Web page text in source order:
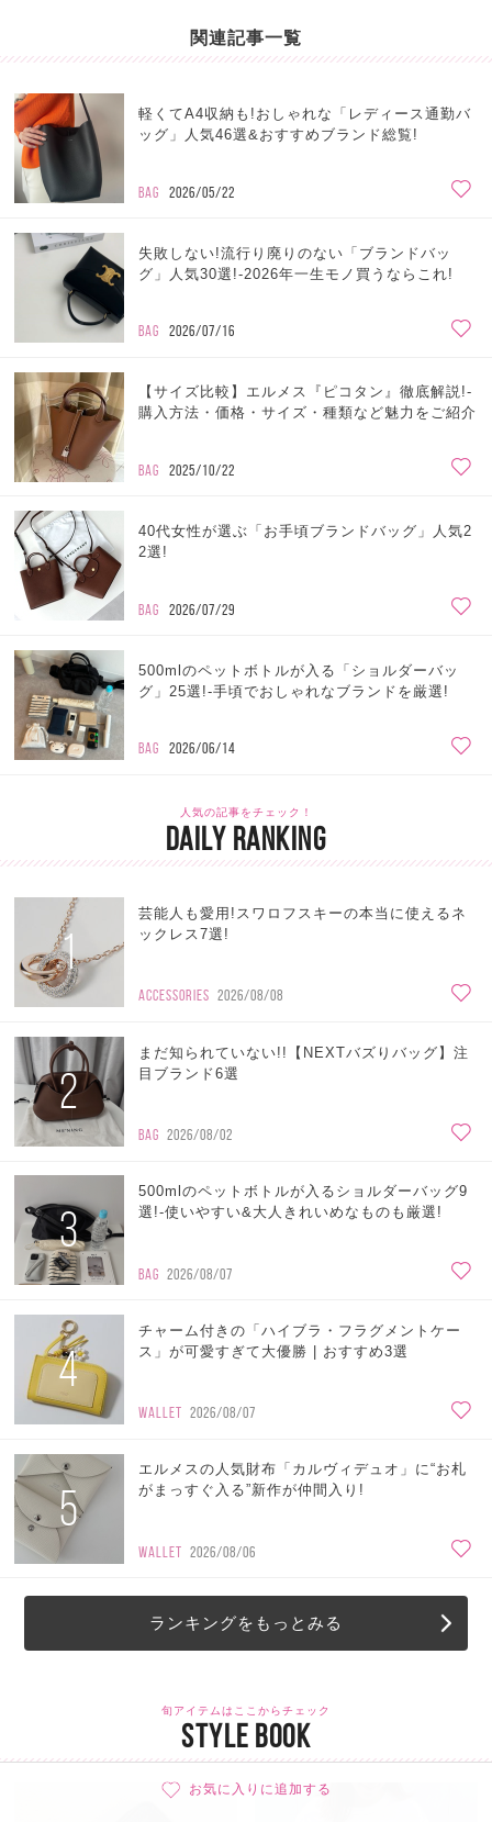
お気に入りに追加する
関連記事一覧
軽くてA4収納も!おしゃれな「レディース通勤バ
ッグ」人気46選&おすすめブランド総覧!
BAG 2026/05/22
失敗しない!流行り廃りのない「ブランドバッ
グ」人気30選!-2026年一生モノ買うならこれ!
BAG 2026/07/16
【サイズ比較】エルメス『ピコタン』徹底解説!-
購入方法・価格・サイズ・種類など魅力をご紹介
BAG 2025/10/22
40代女性が選ぶ「お手頃ブランドバッグ」人気2
2選!
BAG 2026/07/29
500mlのペットボトルが入る「ショルダーバッ
グ」25選!-手頃でおしゃれなブランドを厳選!
BAG 2026/06/14
人気の記事をチェック！
DAILY RANKING
1
芸能人も愛用!スワロフスキーの本当に使えるネ
ックレス7選!
ACCESSORIES 2026/08/08
2
まだ知られていない!!【NEXTバズりバッグ】注
目ブランド6選
BAG 2026/08/02
3
500mlのペットボトルが入るショルダーバッグ9
選!-使いやすい&大人きれいめなものも厳選!
BAG 2026/08/07
4
チャーム付きの「ハイブラ・フラグメントケー
ス」が可愛すぎて大優勝 | おすすめ3選
WALLET 2026/08/07
5
エルメスの人気財布「カルヴィデュオ」に“お札
がまっすぐ入る”新作が仲間入り!
WALLET 2026/08/06
ランキングをもっとみる
旬アイテムはここからチェック
STYLE BOOK